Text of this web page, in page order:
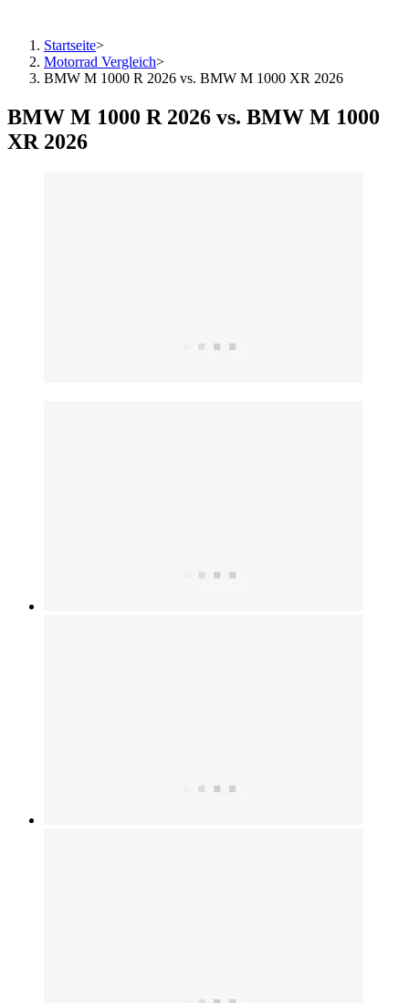
Startseite>
Motorrad Vergleich>
BMW M 1000 R 2026 vs. BMW M 1000 XR 2026
BMW M 1000 R 2026 vs. BMW M 1000
XR 2026